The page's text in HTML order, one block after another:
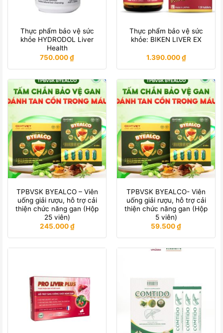
Thực phẩm bảo vệ sức
khỏe HYDRODOL Liver
Health
750.000₫
Thực phẩm bảo vệ sức
khỏe: BIKEN LIVER EX
1.390.000₫
TPBVSK BYEALCO – Viên
uống giải rượu, hỗ trợ cải
thiện chức năng gan (Hộp
25 viên)
245.000₫
TPBVSK BYEALCO- Viên
uống giải rượu, hỗ trợ cải
thiện chức năng gan (Hộp
5 viên)
59.500₫